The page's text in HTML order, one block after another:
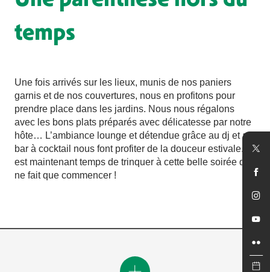
temps
Une fois arrivés sur les lieux, munis de nos paniers
garnis et de nos couvertures, nous en profitons pour
prendre place dans les jardins. Nous nous régalons
avec les bons plats préparés avec délicatesse par notre
hôte… L’ambiance lounge et détendue grâce au dj et au
bar à cocktail nous font profiter de la douceur estivale. Il
est maintenant temps de trinquer à cette belle soirée qui
ne fait que commencer !